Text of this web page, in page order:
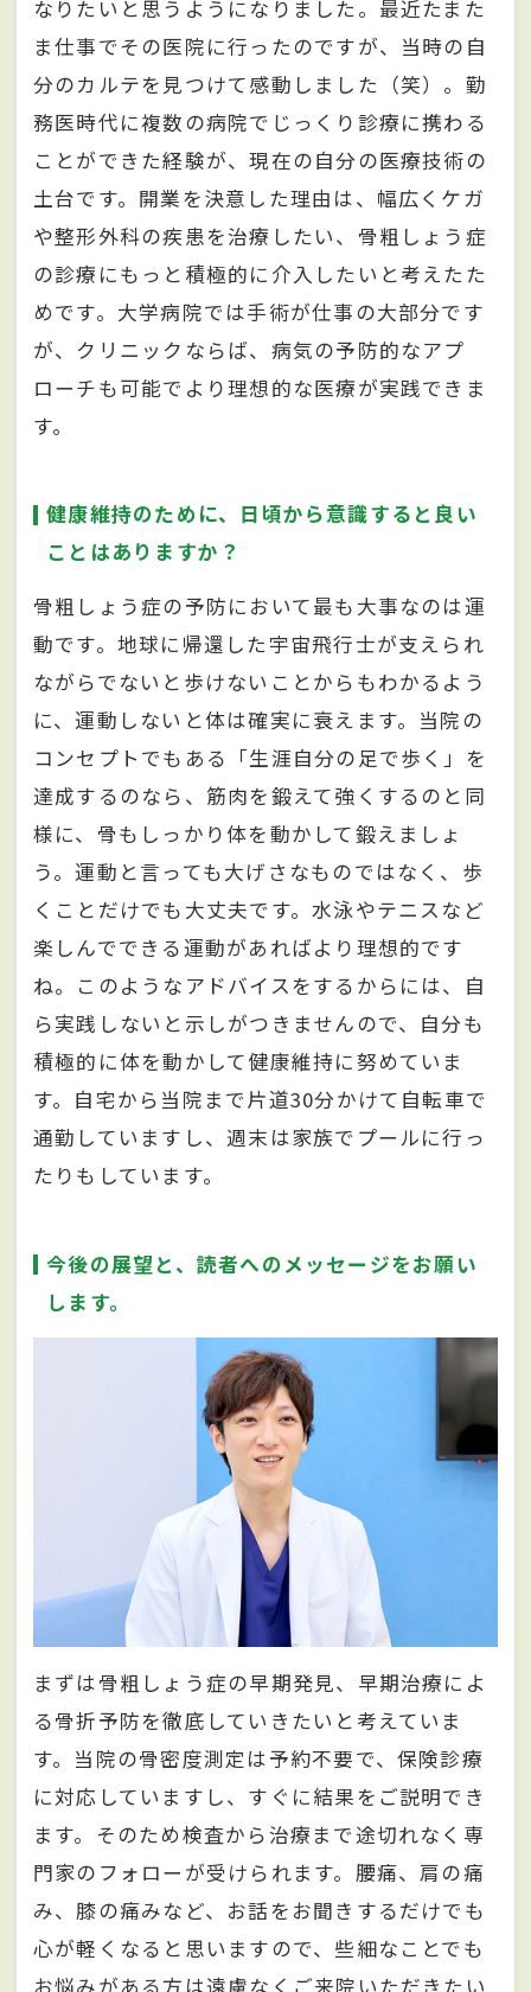
なりたいと思うようになりました。最近たまた
ま仕事でその医院に行ったのですが、当時の自
分のカルテを見つけて感動しました（笑）。勤
務医時代に複数の病院でじっくり診療に携わる
ことができた経験が、現在の自分の医療技術の
土台です。開業を決意した理由は、幅広くケガ
や整形外科の疾患を治療したい、骨粗しょう症
の診療にもっと積極的に介入したいと考えたた
めです。大学病院では手術が仕事の大部分です
が、クリニックならば、病気の予防的なアプ
ローチも可能でより理想的な医療が実践できま
す。
健康維持のために、日頃から意識すると良い
ことはありますか？
骨粗しょう症の予防において最も大事なのは運
動です。地球に帰還した宇宙飛行士が支えられ
ながらでないと歩けないことからもわかるよう
に、運動しないと体は確実に衰えます。当院の
コンセプトでもある「生涯自分の足で歩く」を
達成するのなら、筋肉を鍛えて強くするのと同
様に、骨もしっかり体を動かして鍛えましょ
う。運動と言っても大げさなものではなく、歩
くことだけでも大丈夫です。水泳やテニスなど
楽しんでできる運動があればより理想的です
ね。このようなアドバイスをするからには、自
ら実践しないと示しがつきませんので、自分も
積極的に体を動かして健康維持に努めていま
す。自宅から当院まで片道30分かけて自転車で
通勤していますし、週末は家族でプールに行っ
たりもしています。
今後の展望と、読者へのメッセージをお願い
します。
まずは骨粗しょう症の早期発見、早期治療によ
る骨折予防を徹底していきたいと考えていま
す。当院の骨密度測定は予約不要で、保険診療
に対応していますし、すぐに結果をご説明でき
ます。そのため検査から治療まで途切れなく専
門家のフォローが受けられます。腰痛、肩の痛
み、膝の痛みなど、お話をお聞きするだけでも
心が軽くなると思いますので、些細なことでも
お悩みがある方は遠慮なくご来院いただきたい